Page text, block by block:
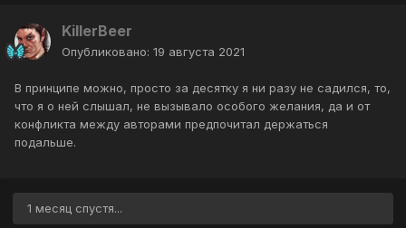
KillerBeer
Опубликовано: 19 августа 2021
В принципе можно, просто за десятку я ни разу не садился, то,
что я о ней слышал, не вызывало особого желания, да и от
конфликта между авторами предпочитал держаться
подальше.
1 месяц спустя...